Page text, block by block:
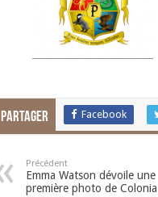
Partager Facebook
Précédent
Emma Watson dévoile une
première photo de Colonia